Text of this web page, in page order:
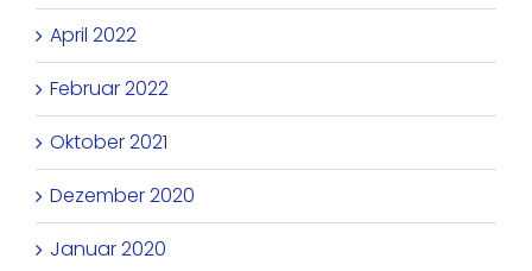
April 2022
Februar 2022
Oktober 2021
Dezember 2020
Januar 2020